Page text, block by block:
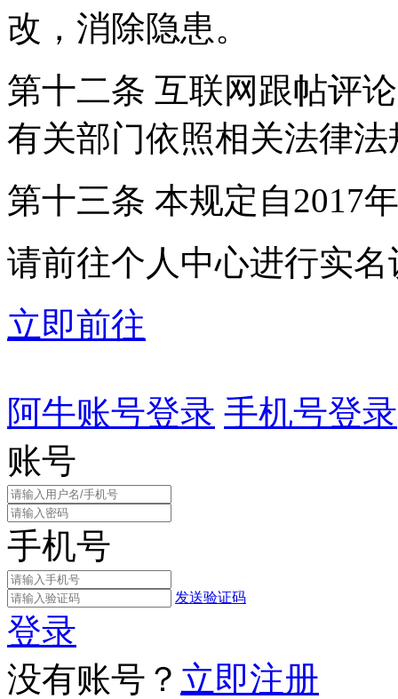
改，消除隐患。
第十二条 互联网跟帖评
有关部门依照相关法律
第十三条 本规定自2017
请前往个人中心进行实名
立即前往
阿牛账号登录 手机号登录
账号
手机号
发送验证码
登录
没有账号？ 立即注册